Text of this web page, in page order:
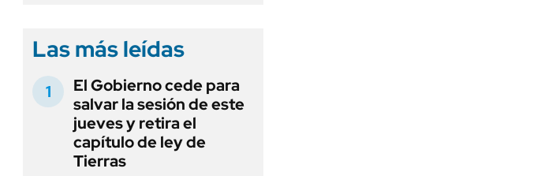
Las más leídas
El Gobierno cede para
salvar la sesión de este
jueves y retira el
capítulo de ley de
Tierras